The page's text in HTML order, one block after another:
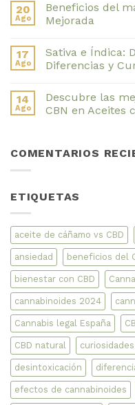
CBD
en
el
su
tiempo
de
comentarios
en
Alfa-
Repelente
Para
Mosquitos
Natural
y
Muy
20
Ago
Beneficios del
Mejorada
comentarios
en
Beneficios
Salud
Ósea
y
17
Ago
Sativa e Índica:
Diferencias y
comentarios
en
Sativa
las
14
Ago
Descubre las
CBN en Aceites
en
CBD
Aceites
evidencias
científicas
COMENTARIOS
ETIQUETAS
aceite de cáñamo vs CBD
ansiedad beneficios del
bienestar con CBD
cannabinoides 2024
Cannabis legal España
CBD natural
desintoxicación
efectos de cannabinoides